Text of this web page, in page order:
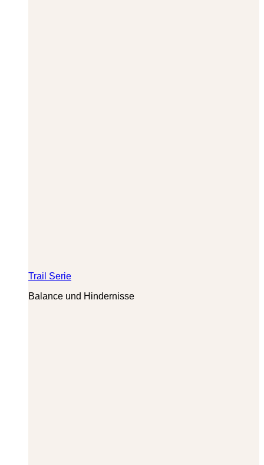
Trail Serie
Balance und Hindernisse